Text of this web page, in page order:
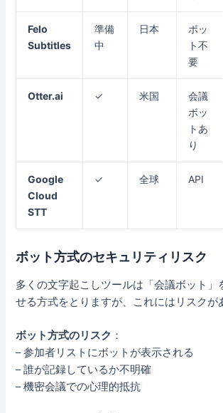
Felo
Subtitles
準備
中
日本
ボッ
ト不
要
Otter.ai ✓ 米国
会議
ボッ
トあ
り
Google
Cloud
STT
✓ 全球 API
ボット方式のセキュリティリスク
多くの文字起こしツールは「会議ボット」
せる方式をとりますが、これにはリスクが
ボット方式のリスク ：
– 参加者リストにボットが表示される
– 誰が記録しているか不明確
– 機密会議での心理的抵抗